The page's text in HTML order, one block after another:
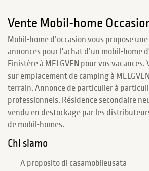
Vente Mobil-home
Mobil-home d’occasion vous propose
annonces pour l'achat d’un mobil-home
Finistère à MELGVEN pour vos
sur emplacement de camping à
terrain. Annonce de particulier à
professionnels. Résidence secondaire
vendu en destockage par les
de mobil-homes.
Chi siamo
A proposito di casamobileusata